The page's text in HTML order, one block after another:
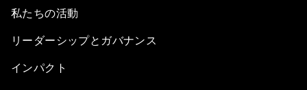
私たちの活動
リーダーシップとガバナンス
インパクト